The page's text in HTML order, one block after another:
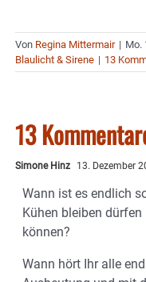
Von Regina Mittermair | Mo.
Blaulicht & Sirene | 13
13
Simone Hinz 13. Dezember
Wann ist es endlich
Kühen bleiben
können?
Wann hört Ihr alle